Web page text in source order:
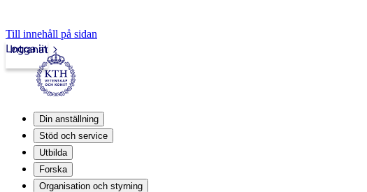
Till innehåll på sidan
Intranät
Logga in
Din anställning
Stöd och service
Utbilda
Forska
Organisation och styrning